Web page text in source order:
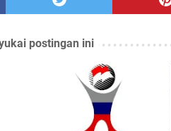
postingan ini